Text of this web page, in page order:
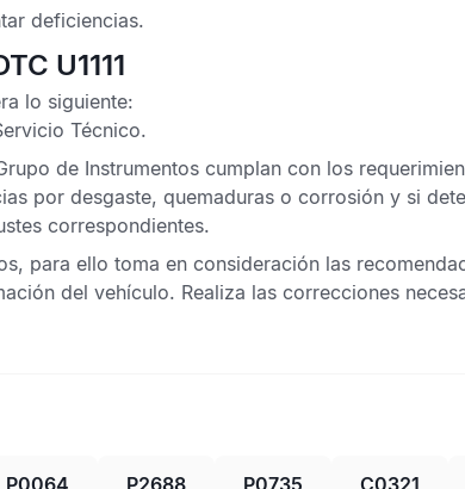
deficiencias.
U1111
lo siguiente:
Técnico.
de Instrumentos cumplan con los
por desgaste, quemaduras o corrosión y si
correspondientes.
para ello toma en consideración las
del vehículo. Realiza las correcciones
P0064 P2688 P0735 C0321